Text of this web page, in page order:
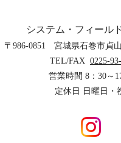
システム・フィール
〒986-0851 宮城県石巻市貞
TEL/FAX 0225-
営業時間 8：30～
定休日 日曜日・